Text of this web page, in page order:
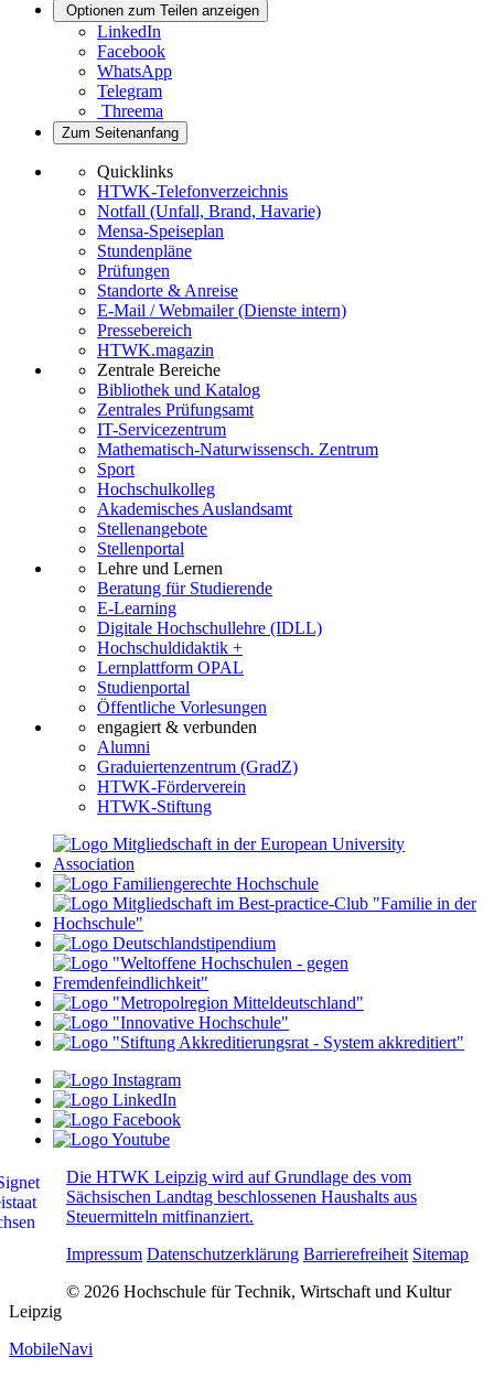
Optionen zum Teilen anzeigen
LinkedIn
Facebook
WhatsApp
Telegram
Threema
Zum Seitenanfang
Quicklinks
HTWK-Telefonverzeichnis
Notfall (Unfall, Brand, Havarie)
Mensa-Speiseplan
Stundenpläne
Prüfungen
Standorte & Anreise
E-Mail / Webmailer (Dienste intern)
Pressebereich
HTWK.magazin
Zentrale Bereiche
Bibliothek und Katalog
Zentrales Prüfungsamt
IT-Servicezentrum
Mathematisch-Naturwissensch. Zentrum
Sport
Hochschulkolleg
Akademisches Auslandsamt
Stellenangebote
Stellenportal
Lehre und Lernen
Beratung für Studierende
E-Learning
Digitale Hochschullehre (IDLL)
Hochschuldidaktik +
Lernplattform OPAL
Studienportal
Öffentliche Vorlesungen
engagiert & verbunden
Alumni
Graduiertenzentrum (GradZ)
HTWK-Förderverein
HTWK-Stiftung
Die HTWK Leipzig wird auf Grundlage des vom
Sächsischen Landtag beschlossenen Haushalts aus
Steuermitteln mitfinanziert.
Impressum Datenschutzerklärung Barrierefreiheit Sitemap
© 2026 Hochschule für Technik, Wirtschaft und Kultur
Leipzig
MobileNavi